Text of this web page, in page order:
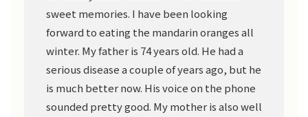
sweet memories. I have been looking
forward to eating the mandarin oranges all
winter. My father is 74 years old. He had a
serious disease a couple of years ago, but he
is much better now. His voice on the phone
sounded pretty good. My mother is also well